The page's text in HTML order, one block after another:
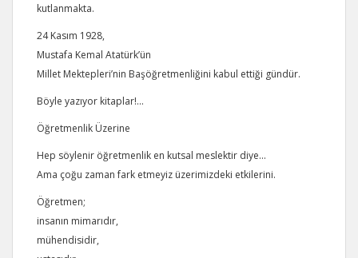
kutlanmakta.
24 Kasım 1928,
Mustafa Kemal Atatürk’ün
Millet Mektepleri’nin Başöğretmenliğini kabul ettiği gündür.
Böyle yazıyor kitaplar!...
Öğretmenlik Üzerine
Hep söylenir öğretmenlik en kutsal meslektir diye...
Ama çoğu zaman fark etmeyiz üzerimizdeki etkilerini.
Öğretmen;
insanın mimarıdır,
mühendisidir,